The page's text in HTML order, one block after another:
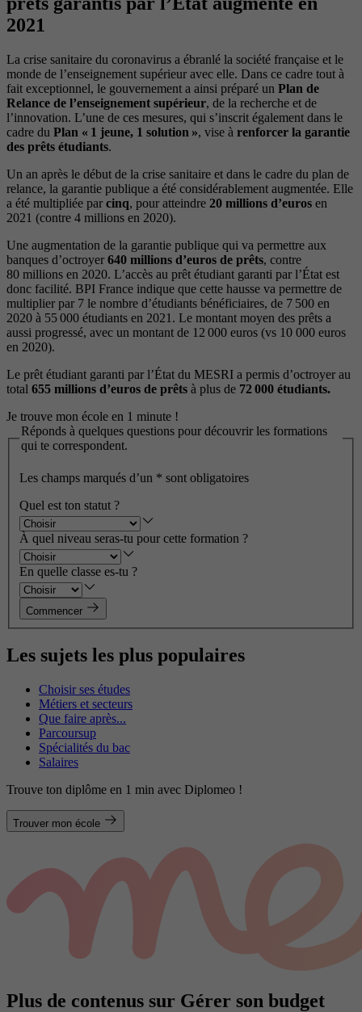
2021
La crise sanitaire du coronavirus a ébranlé la société française et le
monde de l’enseignement supérieur avec elle. Dans ce cadre tout à
fait exceptionnel, le gouvernement a ainsi préparé un Plan de
Relance de l’enseignement supérieur, de la recherche et de
l’innovation. L’une de ces mesures, qui s’inscrit également dans le
cadre du Plan « 1 jeune, 1 solution », vise à renforcer la garantie
des prêts étudiants.
Un an après le début de la crise sanitaire et dans le cadre du plan de
relance, la garantie publique a été considérablement augmentée. Elle
a été multipliée par cinq, pour atteindre 20 millions d’euros en
2021 (contre 4 millions en 2020).
Une augmentation de la garantie publique qui va permettre aux
banques d’octroyer 640 millions d’euros de prêts, contre
80 millions en 2020. L’accès au prêt étudiant garanti par l’État est
donc facilité. BPI France indique que cette hausse va permettre de
multiplier par 7 le nombre d’étudiants bénéficiaires, de 7 500 en
2020 à 55 000 étudiants en 2021. Le montant moyen des prêts a
aussi progressé, avec un montant de 12 000 euros (vs 10 000 euros
en 2020).
Le prêt étudiant garanti par l’État du MESRI a permis d’octroyer au
total 655 millions d’euros de prêts à plus de 72 000 étudiants.
Je trouve mon école en 1 minute !
Réponds à quelques questions pour découvrir les formations
qui te correspondent.
Les champs marqués d’un * sont obligatoires
Quel est ton statut ?
À quel niveau seras-tu pour cette formation ?
En quelle classe es-tu ?
Commencer
Les sujets les plus populaires
Choisir ses études
Métiers et secteurs
Que faire après...
Parcoursup
Spécialités du bac
Salaires
Trouve ton diplôme en 1 min avec Diplomeo !
Trouver mon école
Plus de contenus sur Gérer son budget